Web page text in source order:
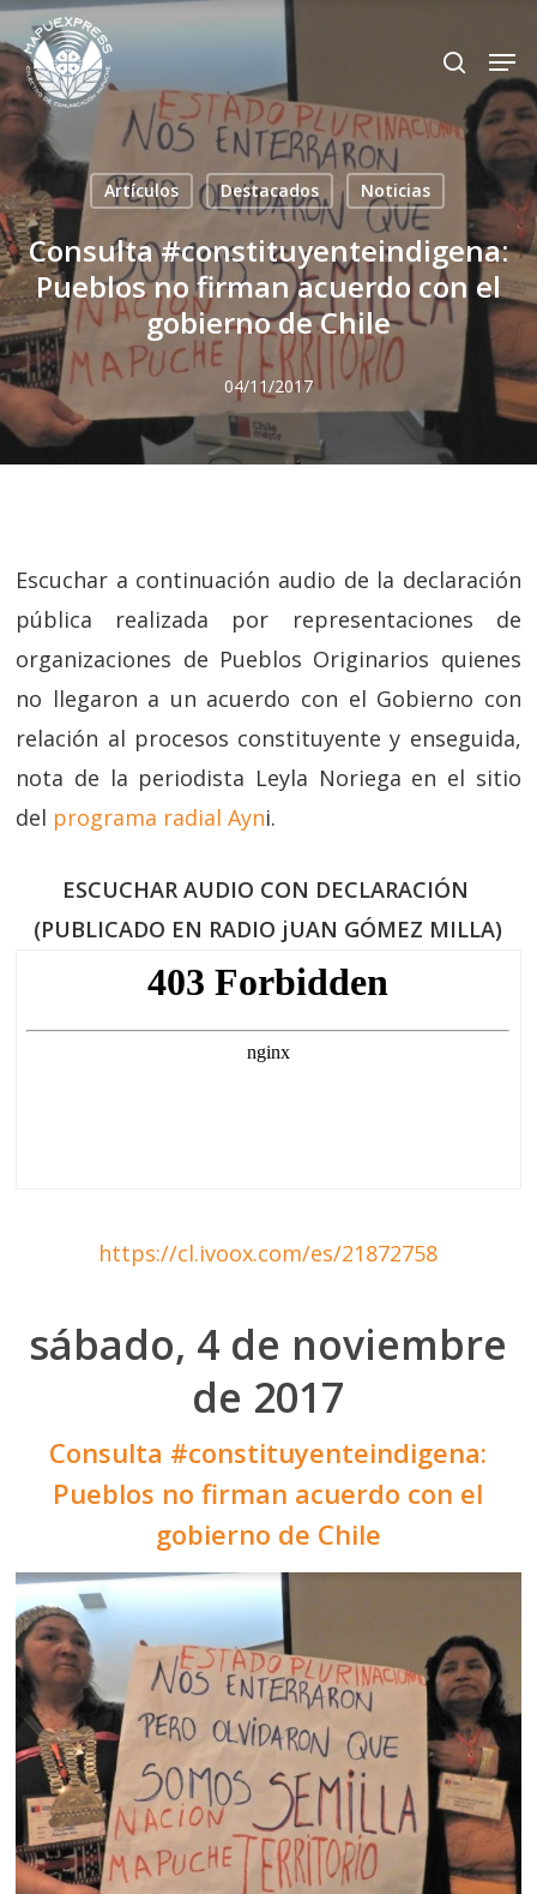
Skip
to
main
content
search
Artículos Destacados Noticias
Consulta #constituyenteindigena:
Pueblos no firman acuerdo con el
gobierno de Chile
04/11/2017
Escuchar a continuación audio de la declaración
pública realizada por representaciones de
organizaciones de Pueblos Originarios quienes
no llegaron a un acuerdo con el Gobierno con
relación al procesos constituyente y enseguida,
nota de la periodista Leyla Noriega en el sitio
del programa radial Ayni.
ESCUCHAR AUDIO CON DECLARACIÓN
(PUBLICADO EN RADIO jUAN GÓMEZ MILLA)
https://cl.ivoox.com/es/21872758
sábado, 4 de noviembre
de 2017
Consulta #constituyenteindigena:
Pueblos no firman acuerdo con el
gobierno de Chile
Close
Menu